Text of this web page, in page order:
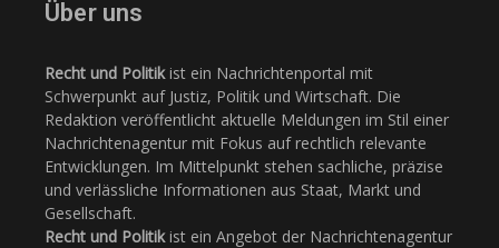
Über uns
Recht und Politikist ein Nachrichtenportal mit
Schwerpunkt auf Justiz, Politik und Wirtschaft. Die
Redaktion veröffentlicht aktuelle Meldungen im Stil einer
Nachrichtenagentur mit Fokus auf rechtlich relevante
Entwicklungen. Im Mittelpunkt stehen sachliche, präzise
und verlässliche Informationen aus Staat, Markt und
Gesellschaft.
Recht und Politikist ein Angebot der Nachrichtenagentur